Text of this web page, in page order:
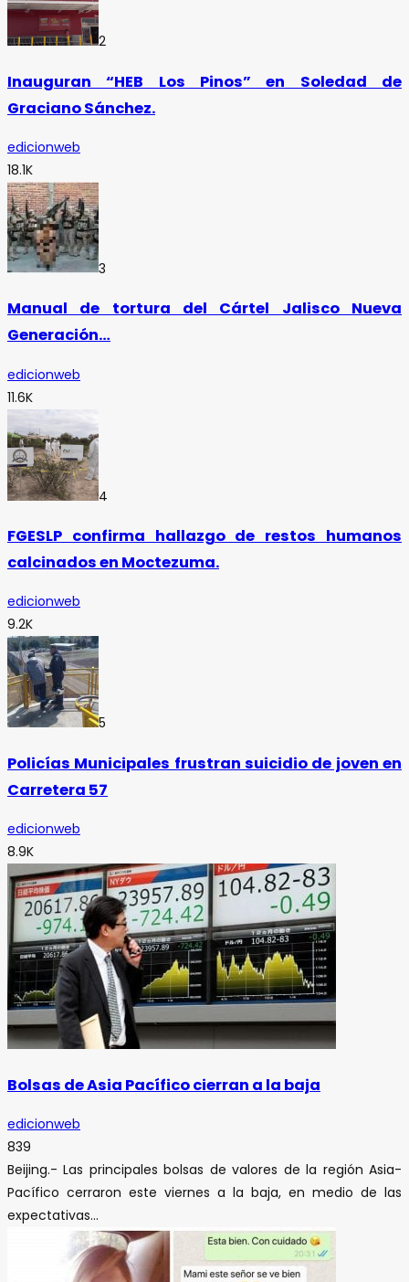
2
Inauguran “HEB Los Pinos” en Soledad de
Graciano Sánchez.
edicionweb
18.1K
3
Manual de tortura del Cártel Jalisco Nueva
Generación…
edicionweb
11.6K
4
FGESLP confirma hallazgo de restos humanos
calcinados en Moctezuma.
edicionweb
9.2K
5
Policías Municipales frustran suicidio de joven en
Carretera 57
edicionweb
8.9K
Bolsas de Asia Pacífico cierran a la baja
edicionweb
839
Beijing.- Las principales bolsas de valores de la región Asia-
Pacífico cerraron este viernes a la baja, en medio de las
expectativas...